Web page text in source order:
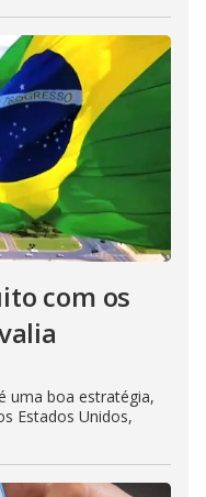
com os
uma boa estratégia,
Estados Unidos,